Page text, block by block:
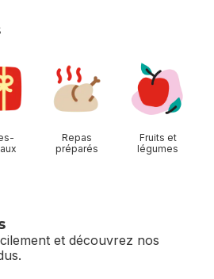
Repas
préparés
Fruits et
légumes
et découvrez nos